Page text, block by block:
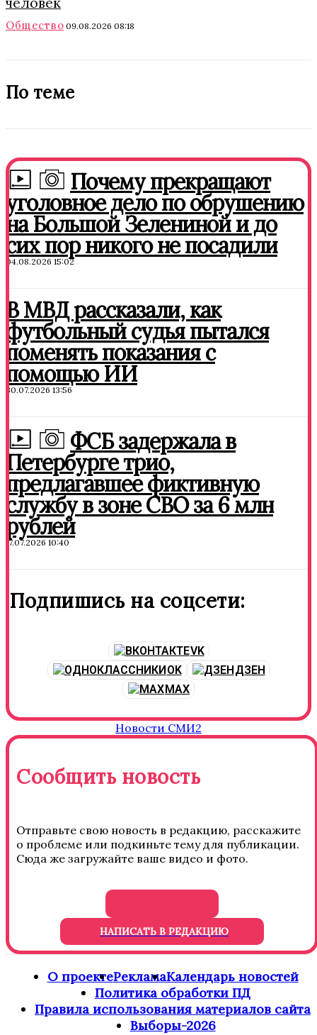
Общество 09.08.2026 08:18
По теме
Почему прекращают
уголовное дело по обрушению
на Большой Зелениной и до
сих пор никого не посадили
04.08.2026 15:02
В МВД рассказали, как
футбольный судья пытался
поменять показания с
помощью ИИ
30.07.2026 13:56
ФСБ задержала в
Петербурге трио,
предлагавшее фиктивную
службу в зоне СВО за 6 млн
рублей
17.07.2026 10:40
Подпишись на соцсети:
VK
OK
ДЗЕН
MAX
Новости СМИ2
Сообщить новость
Отправьте свою новость в редакцию, расскажите
о проблеме или подкиньте тему для публикации.
Сюда же загружайте ваше видео и фото.
НАПИСАТЬ В РЕДАКЦИЮ
О проектеРекламаКалендарь новостей
Политика обработки ПД
Правила использования материалов сайта
Выборы-2026